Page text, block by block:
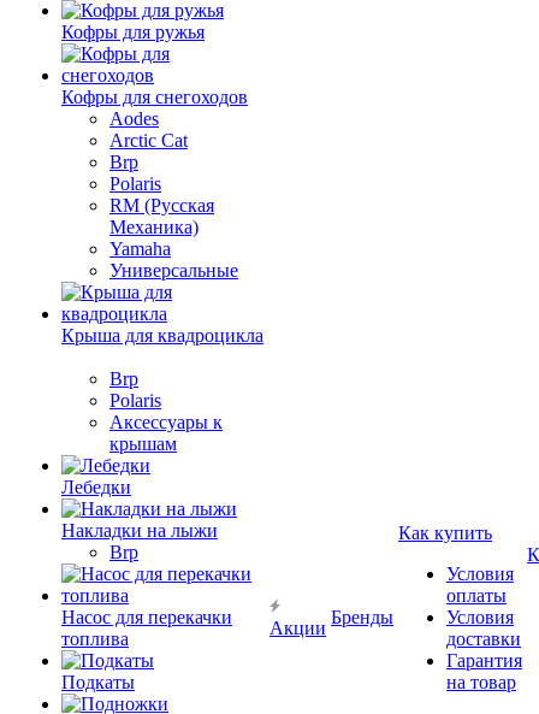
Кофры для ружья
Кофры для снегоходов
Aodes
Arctic Cat
Brp
Polaris
RM (Русская
Механика)
Yamaha
Универсальные
Крыша для квадроцикла
Brp
Polaris
Аксессуары к
крышам
Лебедки
Накладки на лыжи
Brp
Насос для перекачки
топлива
Подкаты
Акции
Бренды
Как купить
Условия
оплаты
Условия
доставки
Гарантия
на товар